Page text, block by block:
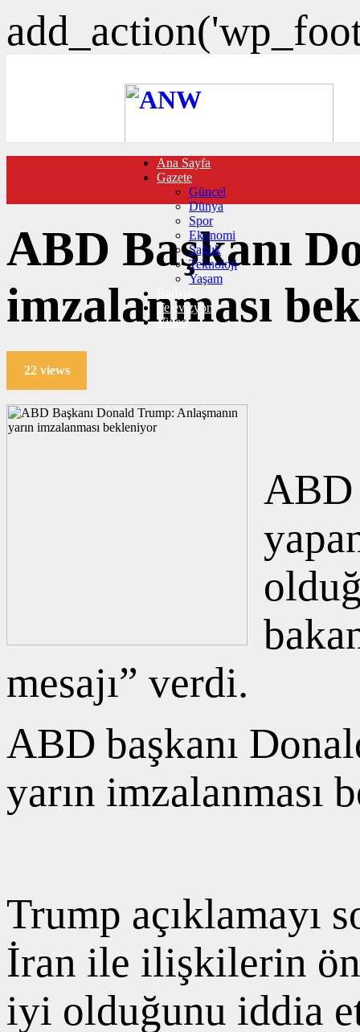
FOTO GALERİ
VIDEO GALERİ
TRAFİK DURUMU
NÖBETÇİ ECZANELER
CANLI SONUÇLAR
HABER GÖNDER
BURÇLAR
İLETİŞİM
Ana Sayfa
Gazete
Güncel
Dünya
Spor
Ekonomi
Sağlık
Teknoloji
Yaşam
Televizyon
Video
ABD Başkanı
imzalanması
22 views
mesajı” verdi.
ABD başkanı
yarın imzalanması
Trump açıklamayı
İran ile ilişkilerin
iyi olduğunu iddia